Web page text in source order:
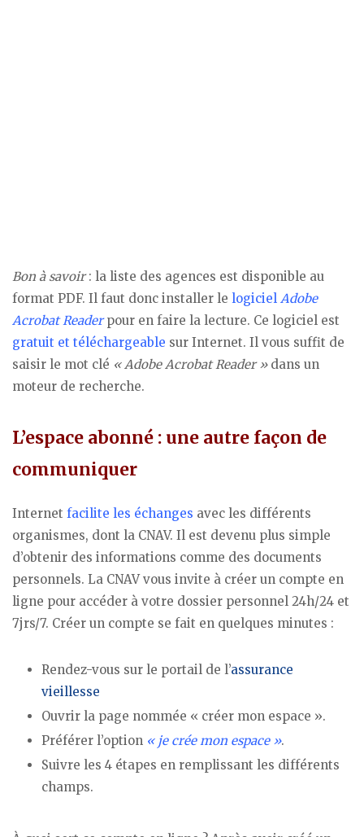
Bon à savoir: la liste des agences est disponible au
format PDF. Il faut donc installer le logiciel Adobe
Acrobat Readerpour en faire la lecture. Ce logiciel est
gratuit et téléchargeable sur Internet. Il vous suffit de
saisir le mot clé « Adobe Acrobat Reader »dans un
moteur de recherche.
L’espace abonné : une autre façon de
communiquer
Internet facilite les échanges avec les différents
organismes, dont la CNAV. Il est devenu plus simple
d’obtenir des informations comme des documents
personnels. La CNAV vous invite à créer un compte en
ligne pour accéder à votre dossier personnel 24h/24 et
7jrs/7. Créer un compte se fait en quelques minutes :
Rendez-vous sur le portail de l’assurance
vieillesse
Ouvrir la page nommée « créer mon espace ».
Préférer l’option « je crée mon espace ».
Suivre les 4 étapes en remplissant les différents
champs.